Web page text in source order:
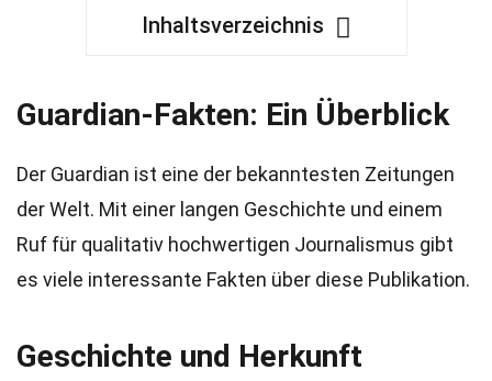
Inhaltsverzeichnis
Guardian-Fakten: Ein Überblick
Der Guardian ist eine der bekanntesten Zeitungen
der Welt. Mit einer langen Geschichte und einem
Ruf für qualitativ hochwertigen Journalismus gibt
es viele interessante Fakten über diese Publikation.
Geschichte und Herkunft